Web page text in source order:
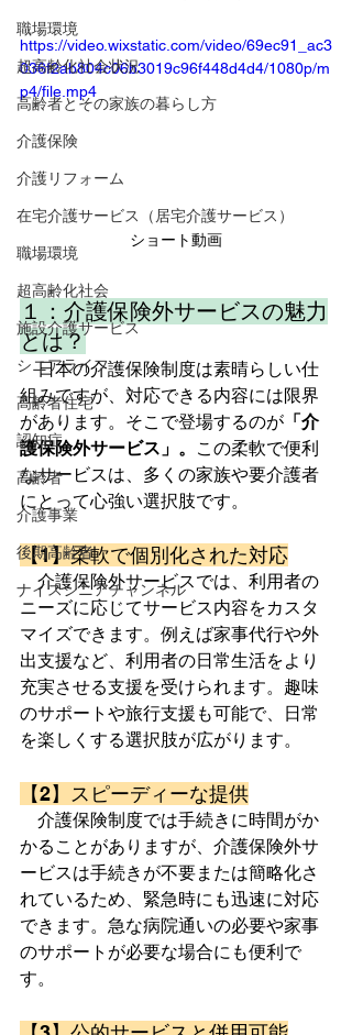
職場環境
超高齢化社会状況
高齢者とその家族の暮らし方
介護保険
介護リフォーム
在宅介護サービス（居宅介護サービス）
職場環境
超高齢化社会
施設介護サービス
シニアライフ
高齢者住宅
認知症
高齢者
介護事業
後期高齢者
ナイスシニアチャンネル
https://video.wixstatic.com/video/69ec91_ac3
036f2ab804c06b3019c96f448d4d4/1080p/m
p4/file.mp4
ショート動画
１：介護保険外サービスの魅力
とは？
日本の介護保険制度は素晴らしい仕
組みですが、対応できる内容には限界
があります。そこで登場するのが 「介
護保険外サービス」。
この柔軟で便利
なサービスは、多くの家族や要介護者
にとって心強い選択肢です。
【1】柔軟で個別化された対応
介護保険外サービスでは、利用者の
ニーズに応じてサービス内容をカスタ
マイズできます。例えば家事代行や外
出支援など、利用者の日常生活をより
充実させる支援を受けられます。趣味
のサポートや旅行支援も可能で、日常
を楽しくする選択肢が広がります。
【2】スピーディーな提供
介護保険制度では手続きに時間がか
かることがありますが、介護保険外サ
ービスは手続きが不要または簡略化さ
れているため、緊急時にも迅速に対応
できます。急な病院通いの必要や家事
のサポートが必要な場合にも便利で
す。